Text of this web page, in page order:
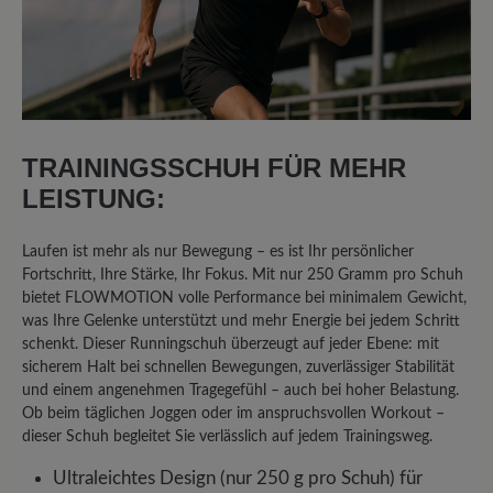
habe ich noch nie erlebt. Der Schuh tat
schon beim anprobieren am Fuß weh.
Daher wieder Retourniert.
Bewertung. Wir führen verschiedenen
Passformen, um den individuellen
Bedürfnissen unserer Kundschaft zu
telefonisch zu ihren Anforderungen. Ihr BÄR
Kundenservice
25. Oktober 2025 13:19
Bewertung mit 5 von 5 Sternen
***** Perfekt
TRAININGSSCHUH FÜR MEHR
LEISTUNG:
Laufen ist mehr als nur Bewegung – es ist Ihr persönlicher
Fortschritt, Ihre Stärke, Ihr Fokus. Mit nur 250 Gramm pro Schuh
bietet FLOWMOTION volle Performance bei minimalem Gewicht,
was Ihre Gelenke unterstützt und mehr Energie bei jedem Schritt
schenkt. Dieser Runningschuh überzeugt auf jeder Ebene: mit
sicherem Halt bei schnellen Bewegungen, zuverlässiger Stabilität
und einem angenehmen Tragegefühl – auch bei hoher Belastung.
Ob beim täglichen Joggen oder im anspruchsvollen Workout –
dieser Schuh begleitet Sie verlässlich auf jedem Trainingsweg.
Ultraleichtes Design (nur 250 g pro Schuh) für